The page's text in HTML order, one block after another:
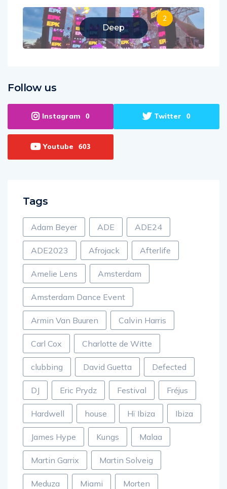
Deep
2
Follow us
Instagram 0 Twitter 0
Youtube 603
Tags
Adam Beyer ADE ADE24
ADE2023 Afrojack Afterlife
Amelie Lens Amsterdam
Amsterdam Dance Event
Armin Van Buuren Calvin Harris
Carl Cox Charlotte de Witte
clubbing David Guetta Defected
DJ Eric Prydz Festival Fréjus
Hardwell house Hï Ibiza Ibiza
James Hype Kungs Malaa
Martin Garrix Martin Solveig
Meduza Miami Morten